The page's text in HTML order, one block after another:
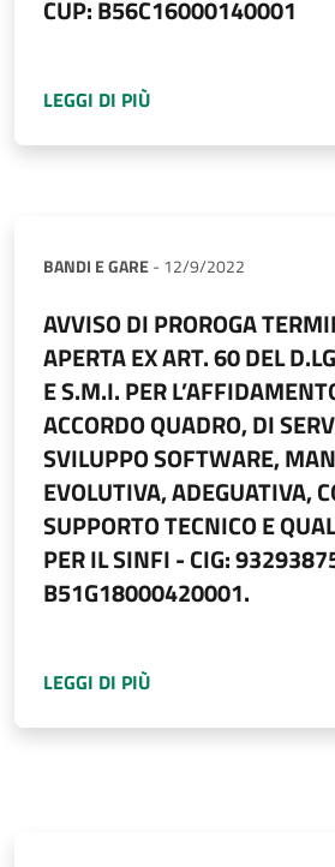
CUP: B56C16000140001
LEGGI DI PIÙ
BANDI E GARE- 12/9/2022
AVVISO DI PROROGA
APERTA EX ART. 60 DEL
E S.M.I. PER
ACCORDO QUADRO, DI
SVILUPPO SOFTWARE,
EVOLUTIVA, ADEGUATIVA,
SUPPORTO TECNICO E
PER IL SINFI - CIG:
B51G18000420001.
LEGGI DI PIÙ